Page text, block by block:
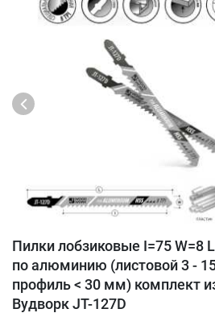
Пилки лобзиковые I=75 W=8
по алюминию (листовой 3 -
профиль < 30 мм) комплект
Вудворк JT-127D